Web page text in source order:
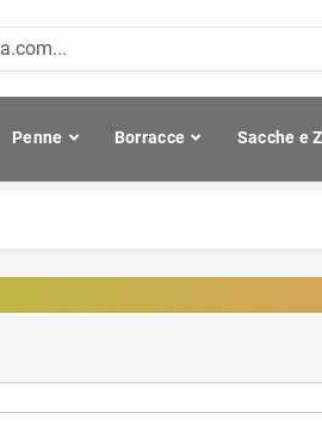
Penne Borracce Sacche e